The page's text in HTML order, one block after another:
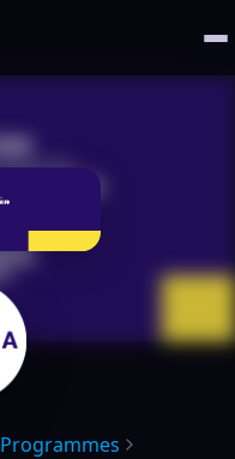
Programmes